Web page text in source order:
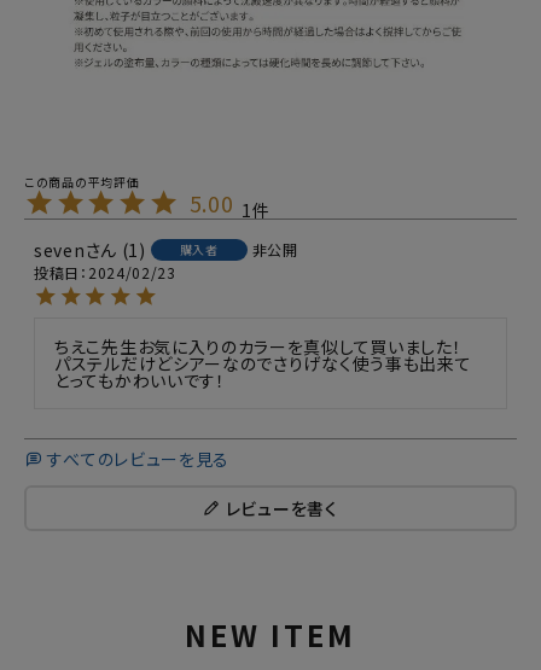
5.00 1
seven
1 購入者
非公開
投稿日
2024/02/23
ちえこ先生お気に入りのカラーを真似して買いました！
パステルだけどシアーなのでさりげなく使う事も出来て
とってもかわいいです！
すべてのレビューを見る
レビューを書く
NEW ITEM